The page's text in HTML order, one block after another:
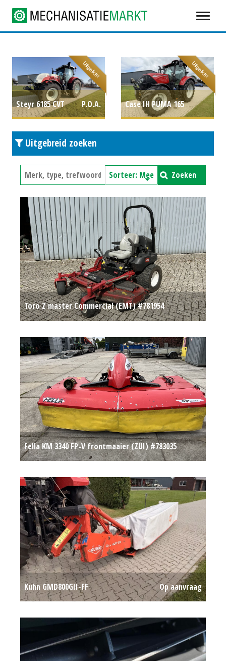
Steyr 6185 CVT P.O.A.
Uitgelicht
Case IH PUMA 165
Uitgelicht
Uitgebreid zoeken
Zoeken
Toro Z master Commercial (EMT) #781954
Fella KM 3340 FP-V frontmaaier (ZUI) #783035
Kuhn GMD800GII-FF Op aanvraag